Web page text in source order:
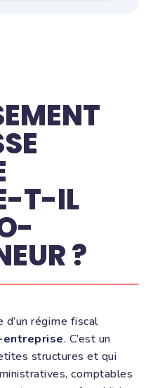
T-IL
?
régime fiscal
entreprise. C’est un
structures et qui
comptables